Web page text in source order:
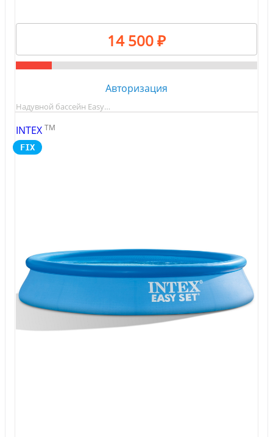
14 500 ₽
Авторизация
Надувной бассейн Easy…
INTEX TM
FIX